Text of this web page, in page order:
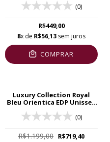
(0)
R$449,00
8x de R$56,13 sem juros
COMPRAR
Luxury Collection Royal
Bleu Orientica EDP Unissex
80ml
(0)
R$1.199,00 R$719,40